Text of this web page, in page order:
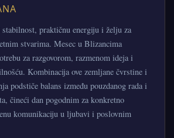
praktičnu energiju i želju za
stvarima. Mesec u Blizancima
za razgovorom, razmenom ideja i
Kombinacija ove zemljane čvrstine i
podstiče balans između pouzdanog rada i
čineći dan pogodnim za konkretno
komunikaciju u ljubavi i poslovnim